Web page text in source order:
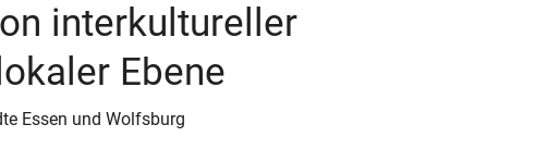
interkultureller
Ebene
Essen und Wolfsburg